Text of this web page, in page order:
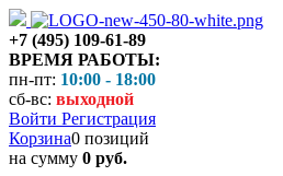
+7 (495) 109-61-89
ВРЕМЯ РАБОТЫ:
пн-пт: 10:00 - 18:00
сб-вс: выходной
Войти Регистрация
Корзина0 позиций
на сумму 0 руб.